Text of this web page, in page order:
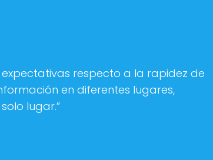
respecto a la rapidez de
en diferentes lugares,
lugar.”